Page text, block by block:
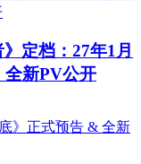
定档：27年1月
全新PV公开